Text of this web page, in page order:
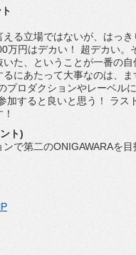
る立場ではないが、はっ
万円はデカい！ 超デカい。
た、ということが一番の
るにあたって大事なのは、
プロダクションやレーベル
加すると良いと思う！ ラス
ト)
で第二のONIGAWARAを目